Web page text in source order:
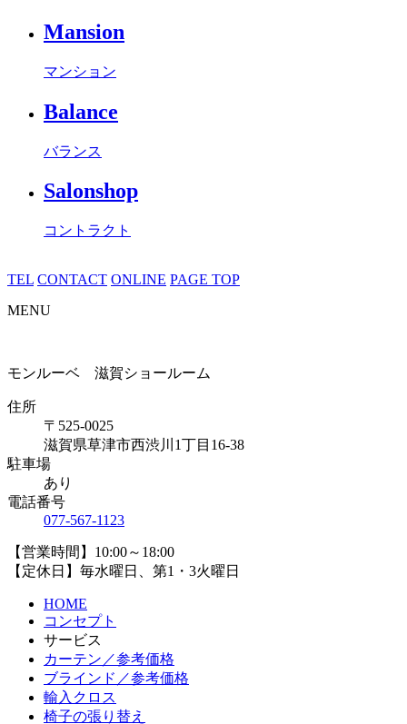
Mansion
マンション
Balance
バランス
Salonshop
コントラクト
TEL CONTACT ONLINE PAGE TOP
MENU
モンルーベ 滋賀ショールーム
住所
〒525-0025
滋賀県草津市西渋川1丁目16-38
駐車場
あり
電話番号
077-567-1123
【営業時間】10:00～18:00
【定休日】毎水曜日、第1・3火曜日
HOME
コンセプト
サービス
カーテン／参考価格
ブラインド／参考価格
輸入クロス
椅子の張り替え